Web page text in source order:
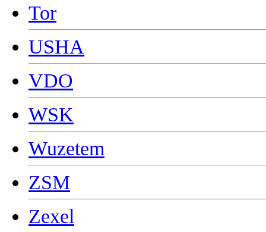
Tor
USHA
VDO
WSK
Wuzetem
ZSM
Zexel